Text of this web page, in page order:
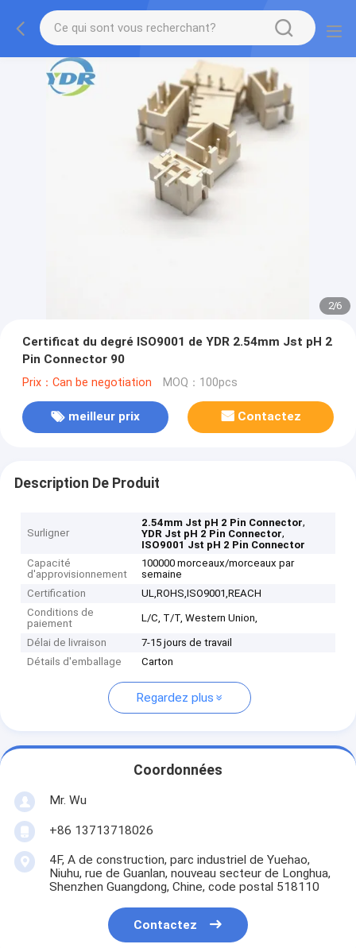
2/6
Certificat du degré ISO9001 de YDR 2.54mm Jst pH 2
Pin Connector 90
Prix：Can be negotiation MOQ：100pcs
meilleur prix Contactez
Description De Produit
Surligner
2.54mm Jst pH 2 Pin Connector,
YDR Jst pH 2 Pin Connector,
ISO9001 Jst pH 2 Pin Connector
Capacité
d'approvisionnement
100000 morceaux/morceaux par
semaine
Certification
UL,ROHS,ISO9001,REACH
Conditions de
paiement
L/C, T/T, Western Union,
Délai de livraison
7-15 jours de travail
Détails d'emballage
Carton
Regardez plus
Coordonnées
Mr. Wu
+86 13713718026
4F, A de construction, parc industriel de Yuehao,
Niuhu, rue de Guanlan, nouveau secteur de Longhua,
Shenzhen Guangdong, Chine, code postal 518110
Contactez